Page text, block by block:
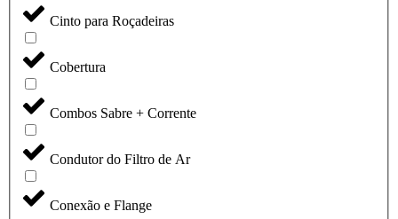
Cinto para Roçadeiras
Cobertura
Combos Sabre + Corrente
Condutor do Filtro de Ar
Conexão e Flange